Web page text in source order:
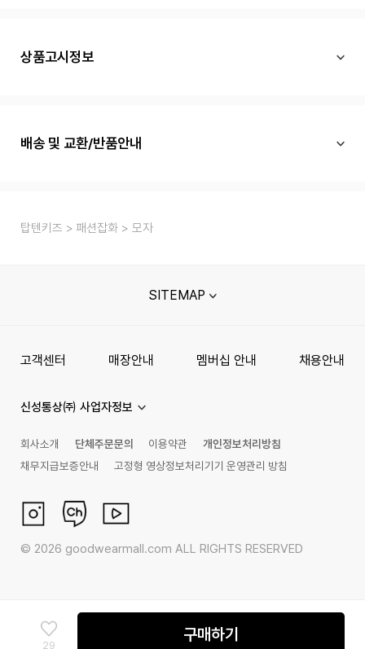
상품고시정보
배송 및 교환/반품안내
탑텐키즈 패션잡화 모자
29
구매하기
SITEMAP
고객센터 매장안내 멤버십 안내 채용안내
신성통상㈜ 사업자정보
회사소개 단체주문문의 이용약관
개인정보처리방침
채무지급보증안내
고정형 영상정보처리기기 운영관리 방침
© 2026 goodwearmall.com ALL RIGHTS RESERVED